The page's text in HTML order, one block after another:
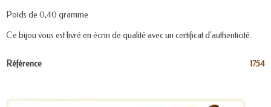
Poids de 0,40 gramme
Ce bijou vous est livré en écrin de qualité avec un certificat d'authenticité.
Référence 1754